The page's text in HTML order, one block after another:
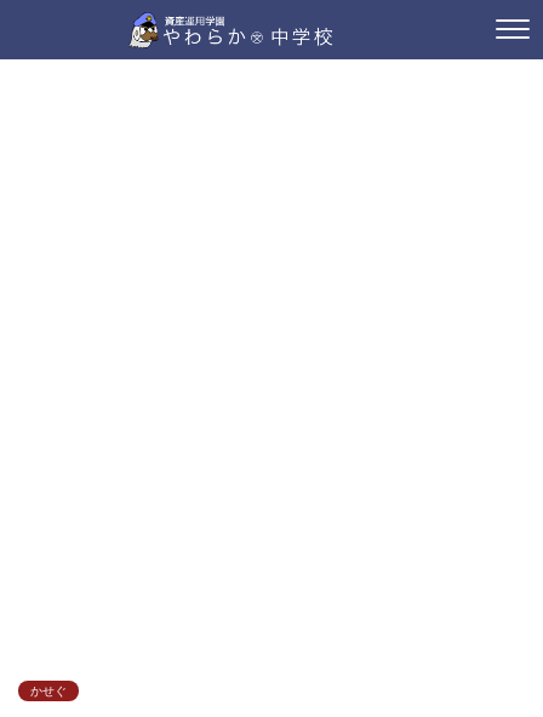
かせぐ